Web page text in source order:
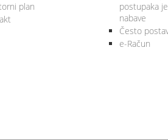
plan
postupaka
nabave
Često
e-Račun